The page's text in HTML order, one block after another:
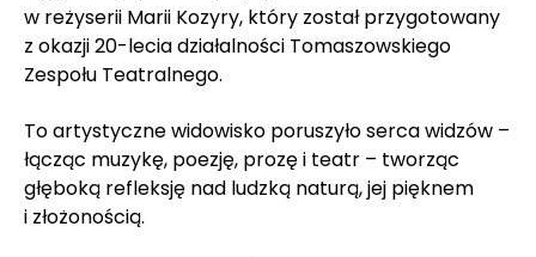
w reżyserii Marii Kozyry, który został przygotowany
z okazji 20-lecia działalności Tomaszowskiego
Zespołu Teatralnego.
To artystyczne widowisko poruszyło serca widzów –
łącząc muzykę, poezję, prozę i teatr – tworząc
głęboką refleksję nad ludzką naturą, jej pięknem
i złożonością.